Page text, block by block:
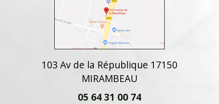
103 Av de la République 17150
MIRAMBEAU
05 64 31 00 74